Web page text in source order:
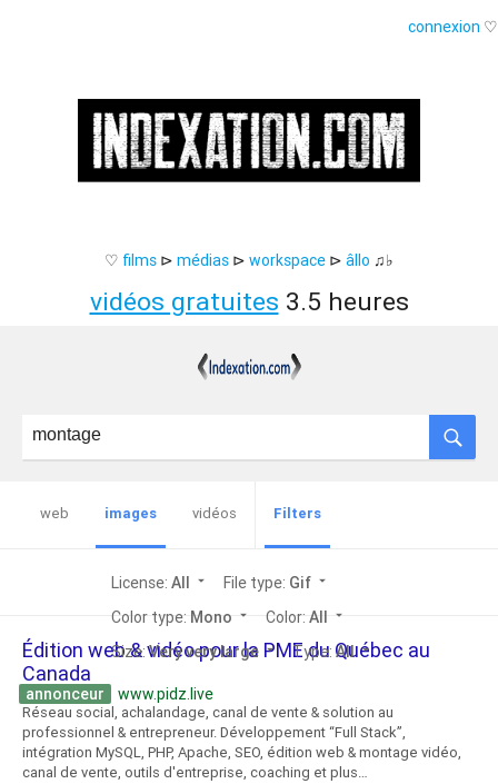
connexion ♡
♡ films ⊳ médias ⊳ workspace ⊳ âllo ♫♭
vidéos gratuites 3.5 heures
web images vidéos Filters
License: All arrow_drop_down File type: Gif arrow_drop_down
Color type: Mono arrow_drop_down Color: All arrow_drop_down
Size:Very very large arrow_drop_down Type: All arrow_drop_down
Édition web & vidéo pour la PME du Québec au
Canada
annonceur www.pidz.live
Réseau social, achalandage, canal de vente & solution au
professionnel & entrepreneur. Développement “Full Stack”,
intégration MySQL, PHP, Apache, SEO, édition web & montage vidéo,
canal de vente, outils d'entreprise, coaching et plus…